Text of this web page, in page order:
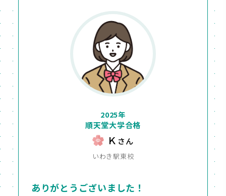
2025年
順天堂大学合格
Ｋ さん
いわき駅東校
ありがとうございました！